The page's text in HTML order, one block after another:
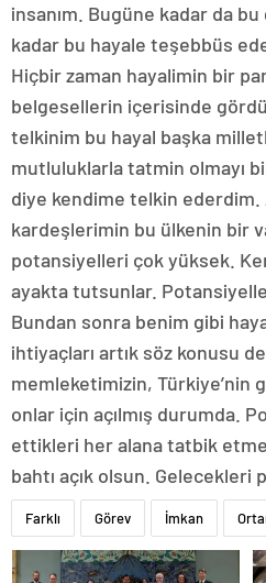
insanım. Bugüne kadar da
kadar bu hayale teşebbüs
Hiçbir zaman hayalimin bir
belgesellerin içerisinde
telkinim bu hayal başka
mutluluklarla tatmin olmayı
diye kendime telkin ederdim.
kardeşlerimin bu ülkenin bir
potansiyelleri çok yüksek.
ayakta tutsunlar.
Bundan sonra benim gibi
ihtiyaçları artık söz konusu
memleketimizin, Türkiye’nin
onlar için açılmış durumda.
ettikleri her alana tatbik etme
bahtı açık olsun. Gelecekleri
Farklı Görev İmkan